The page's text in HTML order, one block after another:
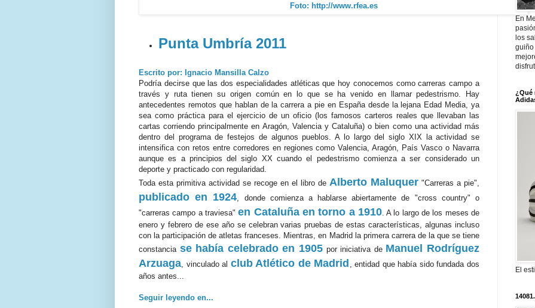
Foto: http://www.rfea.es
Punta Umbría 2011
Escrito por: Ignacio Mansilla Calzo
Podría decirse que las dos especialidades atléticas que hoy conocemos como carreras campo a
través y ruta tienen su origen común en lo que se ha venido en llamar pedestrismo. Hay
antecedentes remotos que hablan de la carrera a pie en España desde la lejana Edad Media, ya
sea como práctica para el ejercicio de un oficio (los famosos carteros reales que llevaban las
cartas corriendo principalmente en Aragón, Valencia y Cataluña) o bien como una actividad más
dentro del programa de festejos de algunos pueblos. A lo largo del siglo XIX la actividad se
intensifica con retos entre corredores en regiones como Valencia, Aragón, País Vasco o Navarra
aunque es a principios del siglo XX cuando el pedestrismo comienza a ser considerado un
deporte y practicado con regularidad.
Toda esta primitiva actividad se recoge en el libro de Alberto Maluquer "Carreras a pie",
publicado en 1924, donde comienza a hablarse abiertamente de "cross country" o
"carreras campo a traviesa"en Cataluña en torno a 1910. A lo largo de los meses de
enero y febrero de ese año se celebran varias pruebas de estas características, algunas incluso
con la participación de atletas franceses. Mientras, en Madrid la primera carrera de la que se tiene
constancia se había celebrado en 1905 por iniciativa de Manuel Rodríguez
Arzuaga, vinculado al club Atlético de Madrid , entidad que había sido fundada dos
años antes...
Seguir leyendo en...
En
los
guiño
¿Qué
El